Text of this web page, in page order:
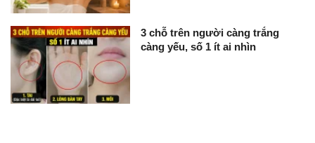
3 chỗ trên người càng trắng
càng yếu, số 1 ít ai nhìn